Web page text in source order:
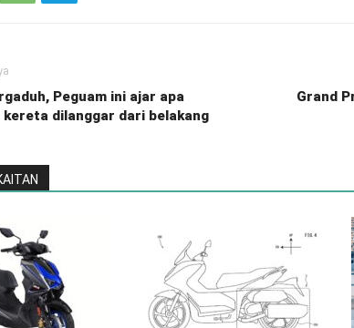
Peguam ini ajar apa
kereta dilanggar dari belakang
Grand